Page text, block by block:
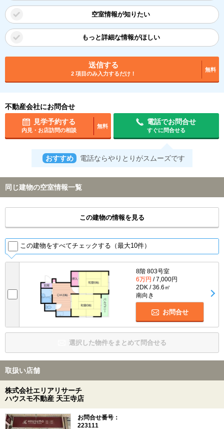
空室情報が知りたい
もっと詳細な情報がほしい
送信する
2 項目のみ入力するだけ！
無料
不動産会社にお問合せ
見学予約する
内見・お店訪問の相談
無料
電話でお問合せ
すぐに問合せる
おすすめ 電話ならやりとりがスムーズです
同じ建物の空室情報一覧
この建物の情報を見る
この建物をすべてチェックする（最大10件）
8階 803号室
6万円 / 7,000円
2DK / 36.6㎡
南向き
お問合せ
選択した物件をまとめて問合せる
取扱い店舗
株式会社エリアリサーチ
ハウスモ不動産 天王寺店
お問合せ番号：
223111